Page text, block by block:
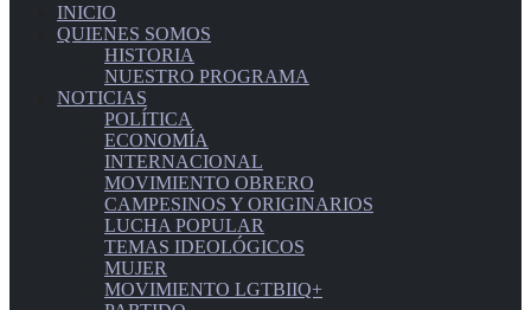
INICIO
QUIENES SOMOS
HISTORIA
NUESTRO PROGRAMA
NOTICIAS
POLÍTICA
ECONOMÍA
INTERNACIONAL
MOVIMIENTO OBRERO
CAMPESINOS Y ORIGINARIOS
LUCHA POPULAR
TEMAS IDEOLÓGICOS
MUJER
MOVIMIENTO LGTBIIQ+